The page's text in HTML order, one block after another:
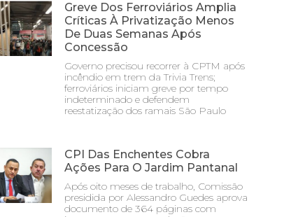
Greve Dos Ferroviários Amplia
Críticas À Privatização Menos
De Duas Semanas Após
Concessão
Governo precisou recorrer à CPTM após
incêndio em trem da Trivia Trens;
ferroviários iniciam greve por tempo
indeterminado e defendem
reestatização dos ramais São Paulo
CPI Das Enchentes Cobra
Ações Para O Jardim Pantanal
Após oito meses de trabalho, Comissão
presidida por Alessandro Guedes aprova
documento de 364 páginas com